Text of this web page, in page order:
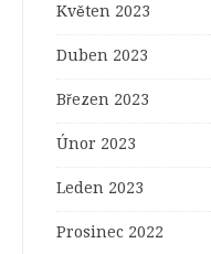
Květen 2023
Duben 2023
Březen 2023
Únor 2023
Leden 2023
Prosinec 2022